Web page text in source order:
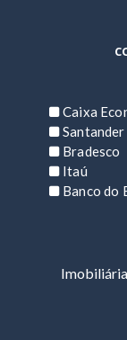
Caixa
Santander
Bradesco
Itaú
Banco do